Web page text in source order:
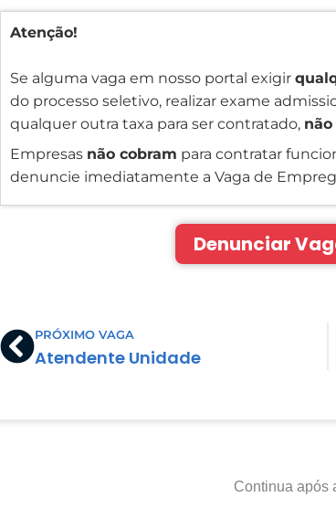
Atenção!
Se alguma vaga em nosso portal exigir
do processo seletivo, realizar exame
qualquer outra taxa para ser contratado,
Empresas não cobram para contratar
denuncie imediatamente a Vaga de
Denunciar
PrevPRÓXIMO VAGA
Atendente Unidade
Continua após